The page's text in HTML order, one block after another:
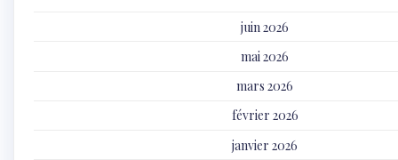
juin 2026
mai 2026
mars 2026
février 2026
janvier 2026